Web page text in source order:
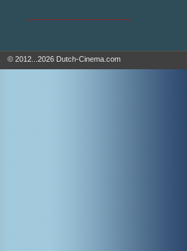
© 2012...2026 Dutch-Cinema.com